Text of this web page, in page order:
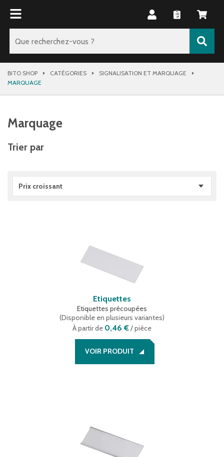
BITO SHOP CATÉGORIES
SIGNALISATION ET MARQUAGE
MARQUAGE
Marquage
Trier par
Prix croissant
Etiquettes
Etiquettes précoupées
(Disponible en plusieurs variantes)
À partir de 0,46 €/ pièce
VOIR PRODUIT